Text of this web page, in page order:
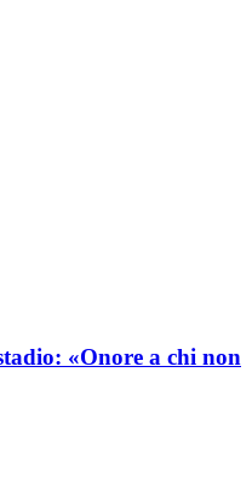
«Onore a chi non